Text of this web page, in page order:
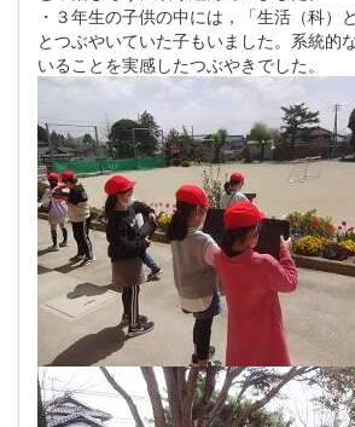
・３年生の子供の中には，「生活（科）
とつぶやいていた子もいました。系統的
いることを実感したつぶやきでした。